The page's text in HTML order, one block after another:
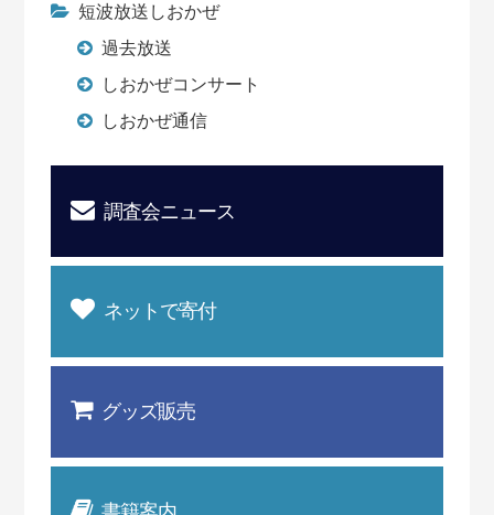
短波放送しおかぜ
過去放送
しおかぜコンサート
しおかぜ通信
調査会ニュース
ネットで寄付
グッズ販売